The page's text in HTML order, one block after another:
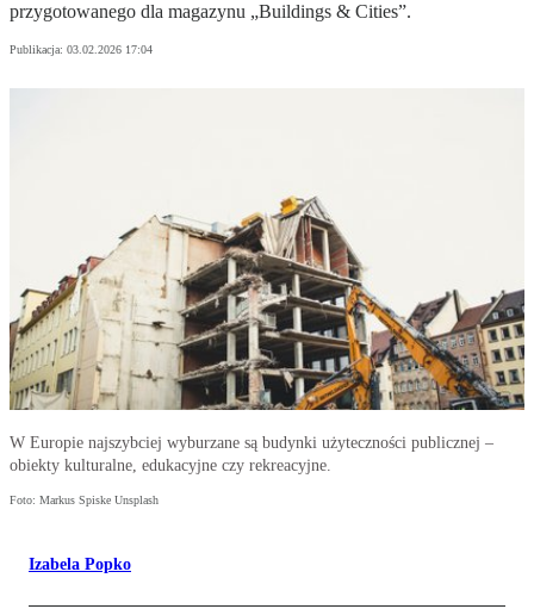
przygotowanego dla magazynu „Buildings & Cities”.
Publikacja: 03.02.2026 17:04
W Europie najszybciej wyburzane są budynki użyteczności publicznej –
obiekty kulturalne, edukacyjne czy rekreacyjne.
Foto: Markus Spiske Unsplash
Izabela Popko